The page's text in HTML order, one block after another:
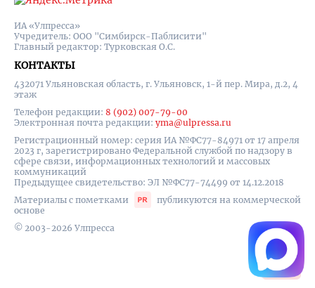
ИА «Улпресса»
Учредитель: ООО "Симбирск-Паблисити"
Главный редактор: Турковская О.С.
КОНТАКТЫ
432071 Ульяновская область, г. Ульяновск, 1-й пер. Мира, д.2, 4
этаж
Телефон редакции: 8 (902) 007-79-00
Электронная почта редакции: yma@ulpressa.ru
Регистрационный номер: серия ИА №ФС77-84971 от 17 апреля
2023 г, зарегистрировано Федеральной службой по надзору в
сфере связи, информационных технологий и массовых
коммуникаций
Предыдущее свидетельство: ЭЛ №ФС77-74499 от 14.12.2018
Материалы с пометками
публикуются на коммерческой
основе
© 2003-2026 Улпресса